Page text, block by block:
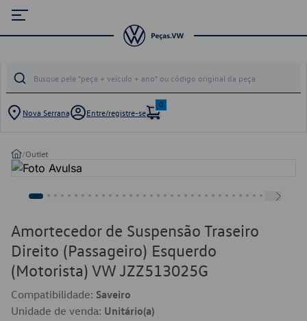
Nova Serrana Entre/registre-se
0
/Outlet
Amortecedor de Suspensão Traseiro
Direito (Passageiro) Esquerdo
(Motorista) VW JZZ513025G
Compatibilidade: Saveiro
Unidade de venda: Unitário(a)